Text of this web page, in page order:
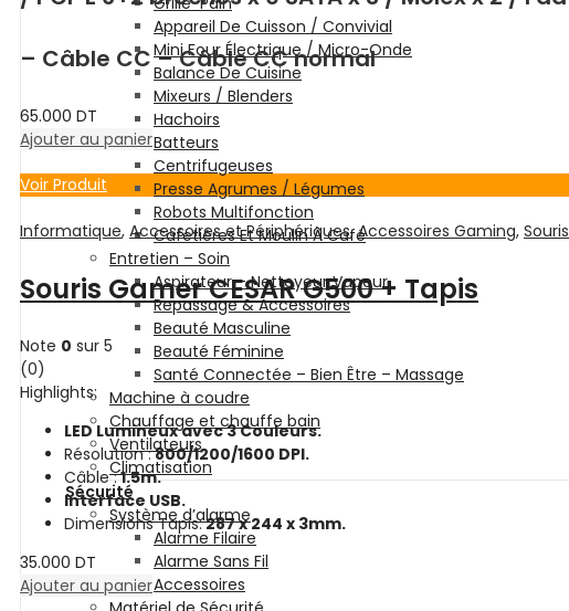
Appareil De Cuisson / Convivial
Mini Four Électrique / Micro-Onde
Balance De Cuisine
Mixeurs / Blenders
Hachoirs
Batteurs
Centrifugeuses
Presse Agrumes / Légumes
Robots Multifonction
Cafetières Et Moulin À Café
Entretien – Soin
Aspirateur – Nettoyeur Vapeur
Repassage & Accessoires
Beauté Masculine
Beauté Féminine
Santé Connectée – Bien Être – Massage
Machine à coudre
Chauffage et chauffe bain
Ventilateurs
Climatisation
Sécurité
Système d’alarme
Alarme Filaire
Alarme Sans Fil
Accessoires
– Câble CC – Câble CC normal
65.000 DT
Ajouter au panier
Voir Produit
Informatique, Accessoires et Périphériques,Accessoires Gaming, Souris
Souris Gamer CESAR G500 + Tapis
Note 0 sur 5
(0)
Highlights:
LED Lumineux avec 3 Couleurs.
Résolution :800/1200/1600 DPI.
Câble :1.5m.
Interface USB.
Dimensions Tapis:287 x 244 x 3mm.
35.000 DT
Ajouter au panier